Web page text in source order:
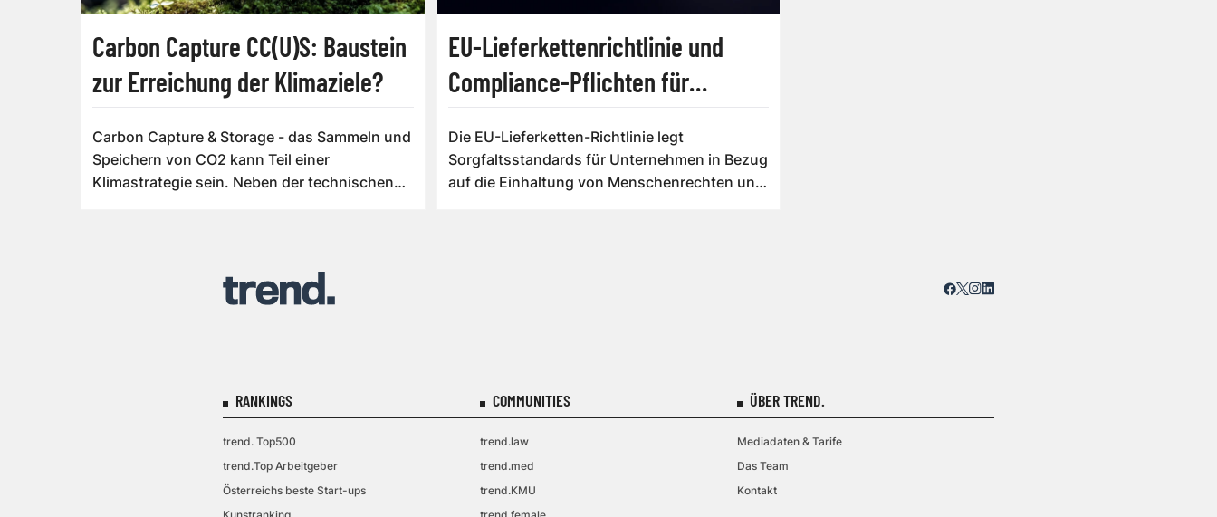
Carbon Capture CC(U)S: Baustein
zur Erreichung der Klimaziele?
Carbon Capture & Storage - das Sammeln und
Speichern von CO2 kann Teil einer
Klimastrategie sein. Neben der technischen
EU-Lieferkettenrichtlinie und
Compliance-Pflichten für
Die EU-Lieferketten-Richtlinie legt
Sorgfaltsstandards für Unternehmen in Bezug
auf die Einhaltung von Menschenrechten und
RANKINGS
trend. Top500
trend.Top Arbeitgeber
Österreichs beste Start-ups
COMMUNITIES
trend.law
trend.med
trend.KMU
ÜBER TREND.
Mediadaten & Tarife
Das Team
Kontakt